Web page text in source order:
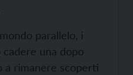
parallelo, i
una dopo
a rimanere scoperti